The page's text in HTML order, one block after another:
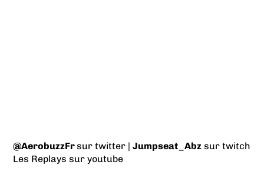
@AerobuzzFrsur twitter | Jumpseat_Abzsur twitch
Les Replays sur youtube